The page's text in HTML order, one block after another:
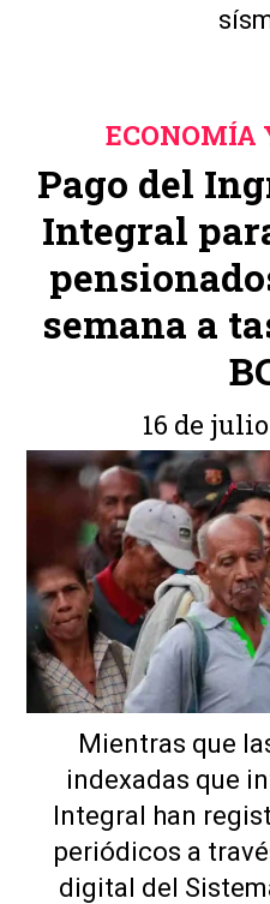
Pago del
Integral
semana a
ECONOMÍA
16 de
Mientras que
indexadas que
Integral han
periódicos a
digital del